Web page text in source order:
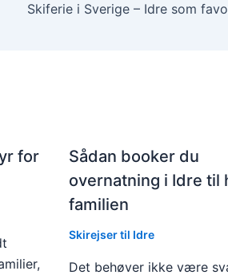
Skiferie i Sverige – Idre som
for
Sådan booker du
overnatning i Idre til
familien
Skirejser til Idre
Det behøver ikke være